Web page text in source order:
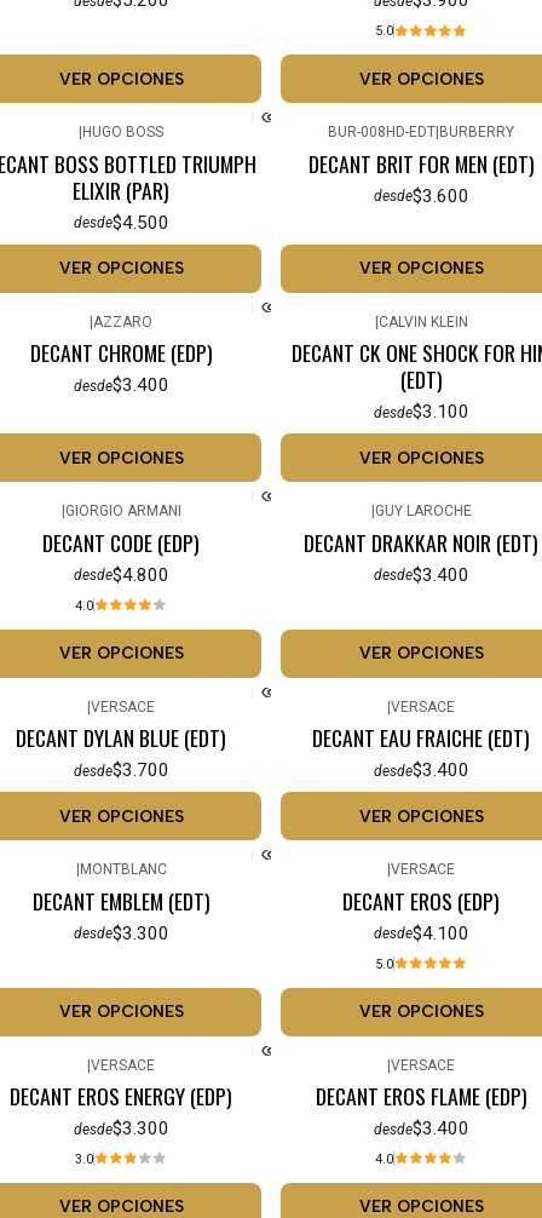
VER OPCIONES
5.0
VER OPCIONES
HUGO BOSS
BOSS BOTTLED TRIUMPH
ELIXIR (PAR)
desde$4.500
VER OPCIONES
BUR-008HD-EDT BURBERRY
DECANT BRIT FOR MEN (EDT)
desde$3.600
VER OPCIONES
|AZZARO
DECANT CHROME (EDP)
desde$3.400
VER OPCIONES
|CALVIN KLEIN
DECANT CK ONE SHOCK FOR
(EDT)
desde$3.100
VER OPCIONES
GIORGIO ARMANI
DECANT CODE (EDP)
desde$4.800
4.0
VER OPCIONES
GUY LAROCHE
DECANT DRAKKAR NOIR (EDT)
desde$3.400
VER OPCIONES
|VERSACE
DECANT DYLAN BLUE (EDT)
desde$3.700
VER OPCIONES
|VERSACE
DECANT EAU FRAICHE (EDT)
desde$3.400
VER OPCIONES
MONTBLANC
DECANT EMBLEM (EDT)
desde$3.300
VER OPCIONES
VERSACE
DECANT EROS (EDP)
desde$4.100
5.0
VER OPCIONES
|VERSACE
DECANT EROS ENERGY (EDP)
desde$3.300
3.0
VER OPCIONES
|VERSACE
DECANT EROS FLAME (EDP)
desde$3.400
4.0
VER OPCIONES